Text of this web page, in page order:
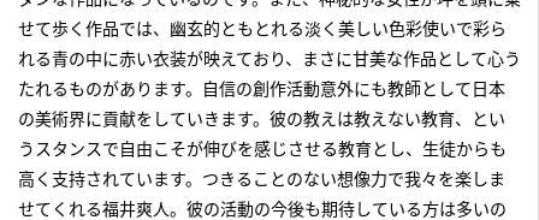
せて歩く作品では、幽玄的ともとれる淡く美しい色彩使いで彩ら
れる青の中に赤い衣装が映えており、まさに甘美な作品として心う
たれるものがあります。自信の創作活動意外にも教師として日本
の美術界に貢献をしていきます。彼の教えは教えない教育、とい
うスタンスで自由こそが伸びを感じさせる教育とし、生徒からも
高く支持されています。つきることのない想像力で我々を楽しま
せてくれる福井爽人。彼の活動の今後も期待している方は多いの